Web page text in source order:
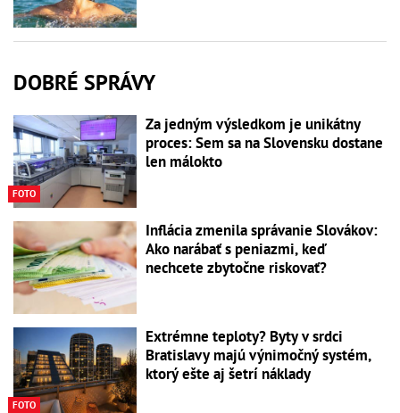
DOBRÉ SPRÁVY
FOTO
Za jedným výsledkom je unikátny
proces: Sem sa na Slovensku dostane
len málokto
Inflácia zmenila správanie Slovákov:
Ako narábať s peniazmi, keď
nechcete zbytočne riskovať?
FOTO
Extrémne teploty? Byty v srdci
Bratislavy majú výnimočný systém,
ktorý ešte aj šetrí náklady